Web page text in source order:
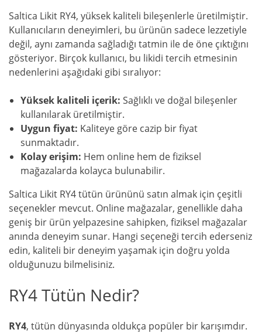
Saltica Likit RY4, yüksek kaliteli bileşenlerle üretilmiştir.
Kullanıcıların deneyimleri, bu ürünün sadece lezzetiyle
değil, aynı zamanda sağladığı tatmin ile de öne çıktığını
gösteriyor. Birçok kullanıcı, bu likidi tercih etmesinin
nedenlerini aşağıdaki gibi sıralıyor:
Yüksek kaliteli içerik: Sağlıklı ve doğal bileşenler
kullanılarak üretilmiştir.
Uygun fiyat: Kaliteye göre cazip bir fiyat
sunmaktadır.
Kolay erişim: Hem online hem de fiziksel
mağazalarda kolayca bulunabilir.
Saltica Likit RY4 tütün ürününü satın almak için çeşitli
seçenekler mevcut. Online mağazalar, genellikle daha
geniş bir ürün yelpazesine sahipken, fiziksel mağazalar
anında deneyim sunar. Hangi seçeneği tercih ederseniz
edin, kaliteli bir deneyim yaşamak için doğru yolda
olduğunuzu bilmelisiniz.
RY4 Tütün Nedir?
RY4, tütün dünyasında oldukça popüler bir karışımdır.